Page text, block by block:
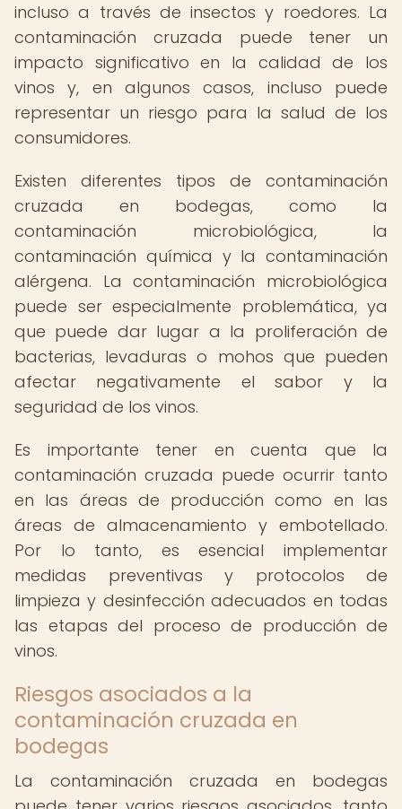
incluso a través de insectos y roedores. La
contaminación cruzada puede tener un
impacto significativo en la calidad de los
vinos y, en algunos casos, incluso puede
representar un riesgo para la salud de los
consumidores.
Existen diferentes tipos de contaminación
cruzada en bodegas, como la
contaminación microbiológica, la
contaminación química y la contaminación
alérgena. La contaminación microbiológica
puede ser especialmente problemática, ya
que puede dar lugar a la proliferación de
bacterias, levaduras o mohos que pueden
afectar negativamente el sabor y la
seguridad de los vinos.
Es importante tener en cuenta que la
contaminación cruzada puede ocurrir tanto
en las áreas de producción como en las
áreas de almacenamiento y embotellado.
Por lo tanto, es esencial implementar
medidas preventivas y protocolos de
limpieza y desinfección adecuados en todas
las etapas del proceso de producción de
vinos.
Riesgos asociados a la
contaminación cruzada en
bodegas
La contaminación cruzada en bodegas